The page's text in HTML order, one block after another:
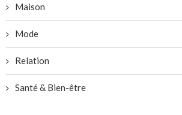
Maison
Mode
Relation
Santé & Bien-être